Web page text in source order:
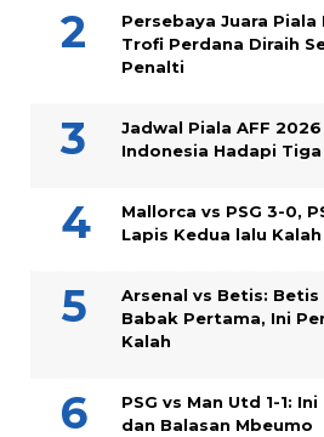
Persebaya Juara
Trofi Perdana Diraih
Penalti
Jadwal Piala AFF
Indonesia Hadapi
Mallorca vs PSG 3-0,
Lapis Kedua lalu
Arsenal vs Betis:
Babak Pertama, Ini
Kalah
PSG vs Man Utd 1-1:
dan Balasan Mbeumo